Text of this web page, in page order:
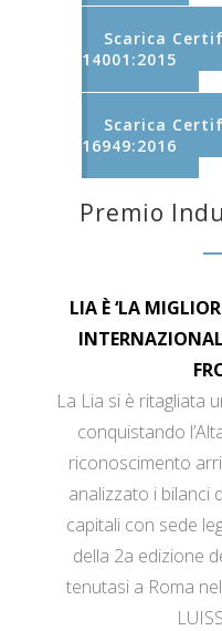
Scarica
14001:2015
Scarica
16949:2016
Premio
LIA È ‘LA
La Lia si è ritagliata
conquistando
riconoscimento
analizzato i bilanci
capitali con sede
della 2a edizione
tenutasi a Roma